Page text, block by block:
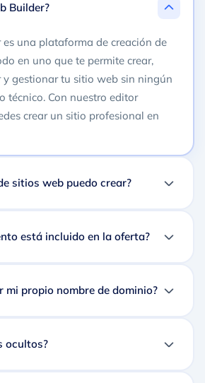
Builder?
una plataforma de creación de
en uno que te permite crear,
y gestionar tu sitio web sin ningún
técnico. Con nuestro editor
crear un sitio profesional en
sitios web puedo crear?
está incluido en la oferta?
mi propio nombre de dominio?
ocultos?